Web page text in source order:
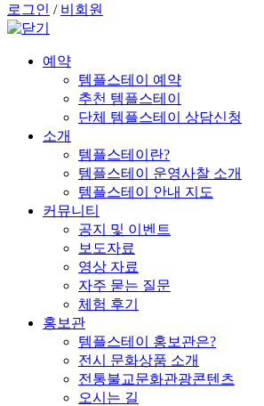
로그인 / 비회원
예약
템플스테이 예약
추천 템플스테이
단체 템플스테이 상담신청
소개
템플스테이란?
템플스테이 운영사찰 소개
템플스테이 안내 지도
커뮤니티
공지 및 이벤트
보도자료
영상 자료
자주 묻는 질문
체험 후기
홍보관
템플스테이 홍보관은?
전시 문화상품 소개
전통불교문화관광콘텐츠
오시는 길